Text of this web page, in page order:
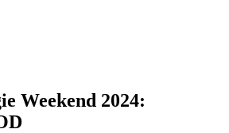
Weekend 2024: